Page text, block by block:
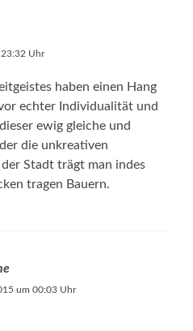
23:32 Uhr
haben einen Hang
echter Individualität und
ewig gleiche und
die unkreativen
Stadt trägt man indes
tragen Bauern.
um 00:03 Uhr